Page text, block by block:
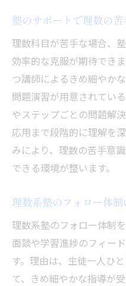
塾のサポートで理数の
理数科目が苦手な場合、
効率的な克服が期待でき
つ講師によるきめ細やか
問題演習が用意されてい
やステップごとの問題解
応用まで段階的に理解を
みにより、理数の苦手意
できる環境が整います。
理数系塾のフォロー体制
理数系塾のフォロー体制
面談や学習進捗のフィー
す。理由は、生徒一人ひ
て、きめ細やかな指導が